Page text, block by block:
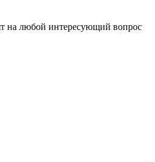
на любой интересующий вопрос